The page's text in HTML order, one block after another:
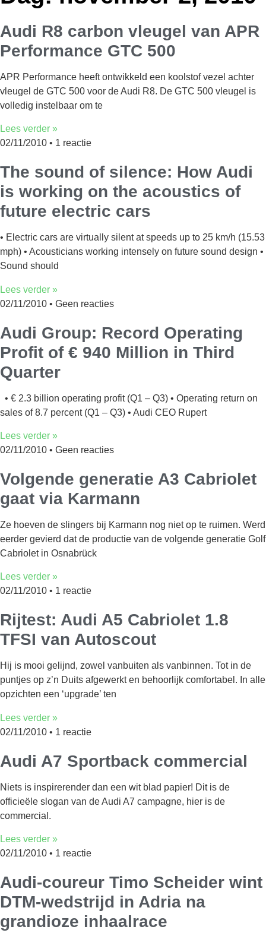
Audi R8 carbon vleugel van APR
Performance GTC 500
APR Performance heeft ontwikkeld een koolstof vezel achter
vleugel de GTC 500 voor de Audi R8. De GTC 500 vleugel is
volledig instelbaar om te
Lees verder »
02/11/2010
1 reactie
The sound of silence: How Audi
is working on the acoustics of
future electric cars
• Electric cars are virtually silent at speeds up to 25 km/h (15.53
mph) • Acousticians working intensely on future sound design •
Sound should
Lees verder »
02/11/2010
Geen reacties
Audi Group: Record Operating
Profit of € 940 Million in Third
Quarter
• € 2.3 billion operating profit (Q1 – Q3) • Operating return on
sales of 8.7 percent (Q1 – Q3) • Audi CEO Rupert
Lees verder »
02/11/2010
Geen reacties
Volgende generatie A3 Cabriolet
gaat via Karmann
Ze hoeven de slingers bij Karmann nog niet op te ruimen. Werd
eerder gevierd dat de productie van de volgende generatie Golf
Cabriolet in Osnabrück
Lees verder »
02/11/2010
1 reactie
Rijtest: Audi A5 Cabriolet 1.8
TFSI van Autoscout
Hij is mooi gelijnd, zowel vanbuiten als vanbinnen. Tot in de
puntjes op z’n Duits afgewerkt en behoorlijk comfortabel. In alle
opzichten een ‘upgrade’ ten
Lees verder »
02/11/2010
1 reactie
Audi A7 Sportback commercial
Niets is inspirerender dan een wit blad papier! Dit is de
officieële slogan van de Audi A7 campagne, hier is de
commercial.
Lees verder »
02/11/2010
1 reactie
Audi-coureur Timo Scheider wint
DTM-wedstrijd in Adria na
grandioze inhaalrace